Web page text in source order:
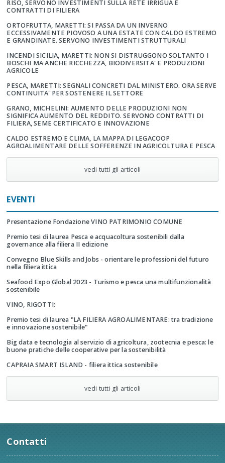
RISO, SERVONO INVESTIMENTI SULLA RETE IRRIGUA E
CONTRATTI DI FILIERA
ORTOFRUTTA, MARETTI: SI PASSA DA UN INVERNO
ECCESSIVAMENTE PIOVOSO A UNA ESTATE CON CALDO ESTREMO
E GRANDINATE. SERVONO INVESTIMENTI STRUTTURALI
INCENDI SICILIA, MARETTI: NON SI DISTRUGGONO SOLTANTO I
BOSCHI MA ANCHE RICCHEZZA, BIODIVERSITA' E PRODUZIONI
AGRICOLE
PESCA, MARETTI: SEGNALI CONCRETI DAL MINISTERO. ORA SERVE
CONTINUITA' PER SOSTENERE IL SETTORE
GRANO, MICHELINI: AUMENTO DELLE PRODUZIONI NON
SIGNIFICA AUMENTO DEL REDDITO. SERVONO CONTRATTI DI
FILIERA, SEME CERTIFICATO E INNOVAZIONE
CALDO ESTREMO E CLIMA, LA MAPPA DI LEGACOOP
AGROALIMENTARE DELLE SOFFERENZE IN AGRICOLTURA E PESCA
vedi tutti gli articoli
EVENTI
Presentazione Fondazione VINO PATRIMONIO COMUNE
Premio tesi di laurea Pesca e acquacoltura sostenibili dalla
governance alla filiera II edizione
Convegno Blue Skills and Jobs - orientare le professioni del futuro
nella filiera ittica
Seafood Expo Global 2023 - Turismo e pesca una multifunzionalità
sostenibile
VINO, RIGOTTI:
Premio tesi di laurea "LA FILIERA AGROALIMENTARE: tra tradizione
e innovazione sostenibile"
Big data e tecnologia al servizio di agricoltura, zootecnia e pesca: le
buone pratiche delle cooperative per la sostenibilità
CAPRAIA SMART ISLAND - filiera ittica sostenibile
vedi tutti gli articoli
Contatti